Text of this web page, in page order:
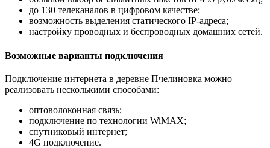
до 130 телеканалов в цифровом качестве;
возможность выделения статического IP-адреса;
настройку проводных и беспроводных домашних сетей.
Возможные варианты подключения
Подключение интернета в деревне Пчелиновка можно
реализовать несколькими способами:
оптоволоконная связь;
подключение по технологии WiMAX;
спутниковый интернет;
4G подключение.